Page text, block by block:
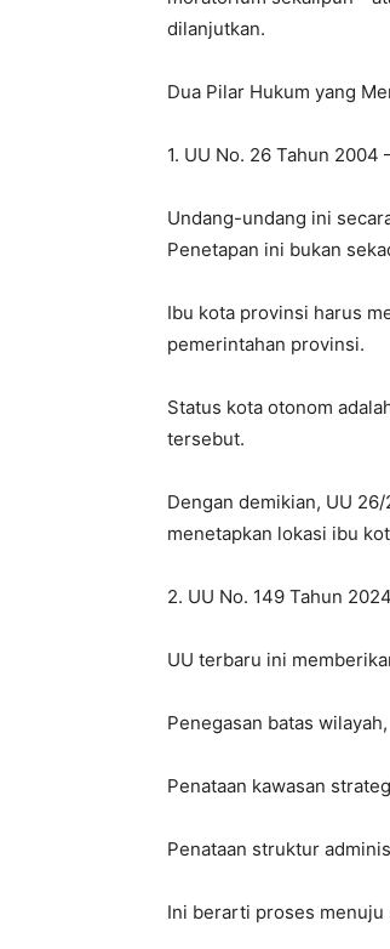
dilanjutkan.
Dua Pilar Hukum yang
1. UU No. 26 Tahun
Undang-undang ini
Penetapan ini bukan
Ibu kota provinsi harus
pemerintahan provinsi.
Status kota otonom
tersebut.
Dengan demikian, UU
menetapkan lokasi ibu
2. UU No. 149 Tahun
UU terbaru ini
Penegasan batas wilayah,
Penataan kawasan
Penataan struktur
Ini berarti proses menuju